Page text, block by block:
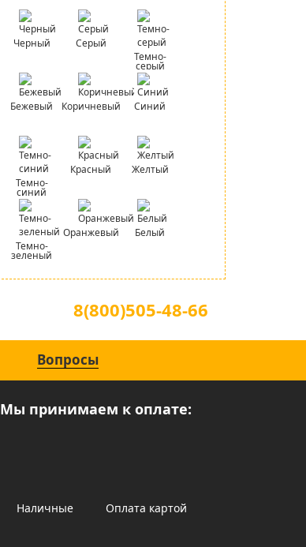
Черный
Серый
Темно-
серый
Бежевый Коричневый Синий
Темно-
синий
Красный Желтый
Темно-
зеленый
Оранжевый Белый
8(800)505-48-66
Вопросы
Мы принимаем к оплате:
Наличные Оплата картой